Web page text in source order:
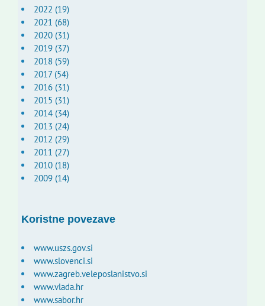
2022 (19)
2021 (68)
2020 (31)
2019 (37)
2018 (59)
2017 (54)
2016 (31)
2015 (31)
2014 (34)
2013 (24)
2012 (29)
2011 (27)
2010 (18)
2009 (14)
Koristne povezave
www.uszs.gov.si
www.slovenci.si
www.zagreb.veleposlanistvo.si
www.vlada.hr
www.sabor.hr